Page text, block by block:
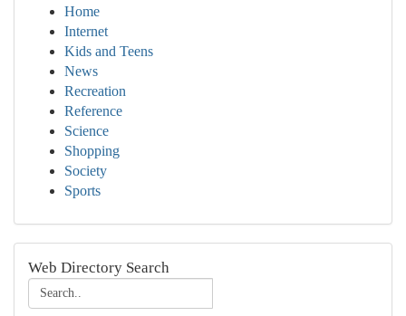
Home
Internet
Kids and Teens
News
Recreation
Reference
Science
Shopping
Society
Sports
Web Directory Search